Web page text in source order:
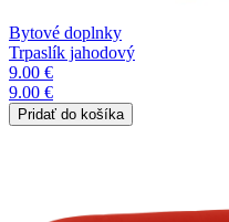
Bytové doplnky
Trpaslík jahodový
9.00 €
9.00 €